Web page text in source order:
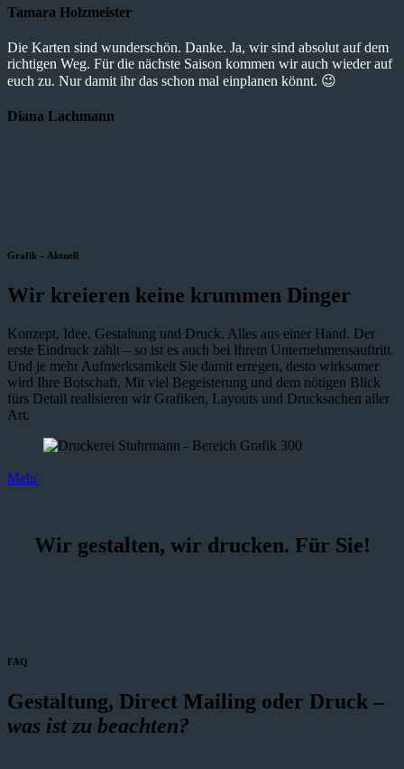
Tamara Holzmeister
Die Karten sind wunderschön. Danke. Ja, wir sind absolut auf dem
richtigen Weg. Für die nächste Saison kommen wir auch wieder auf
euch zu. Nur damit ihr das schon mal einplanen könnt. 😉
Diana Lachmann
Grafik – Aktuell
Wir kreieren keine krummen Dinger
Konzept, Idee, Gestaltung und Druck. Alles aus einer Hand. Der
erste Eindruck zählt – so ist es auch bei Ihrem Unternehmensauftritt.
Und je mehr Aufmerksamkeit Sie damit erregen, desto wirksamer
wird Ihre Botschaft. Mit viel Begeisterung und dem nötigen Blick
fürs Detail realisieren wir Grafiken, Layouts und Drucksachen aller
Art.
Mehr
Wir gestalten, wir drucken. Für Sie!
FAQ
Gestaltung, Direct Mailing oder Druck –
was ist zu beachten?